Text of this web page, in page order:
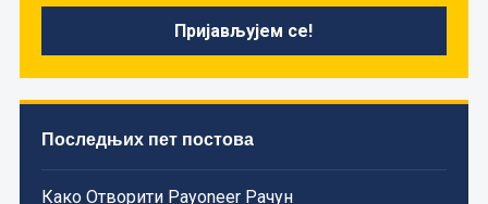
Последњих пет постова
Како Отворити Payoneer Рачун